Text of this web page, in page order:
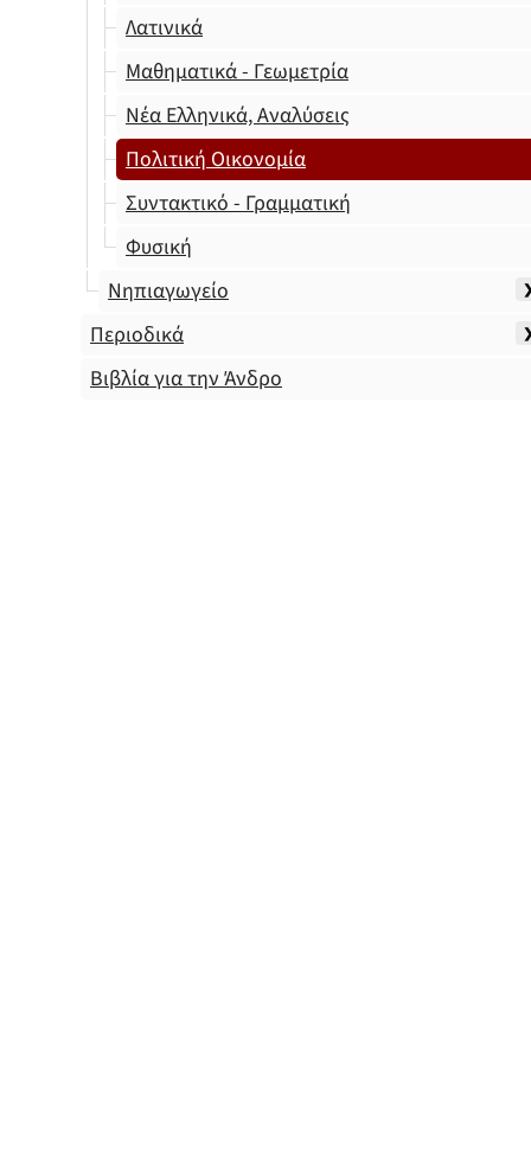
Λατινικά
Μαθηματικά - Γεωμετρία
Νέα Ελληνικά, Αναλύσεις
Πολιτική Οικονομία
Συντακτικό - Γραμματική
Φυσική
Νηπιαγωγείο
Περιοδικά
Βιβλία για την Άνδρο